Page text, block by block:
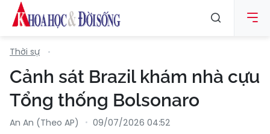
Thời sự
Cảnh sát Brazil khám nhà cựu
Tổng thống Bolsonaro
An An (Theo AP) 09/07/2026 04:52